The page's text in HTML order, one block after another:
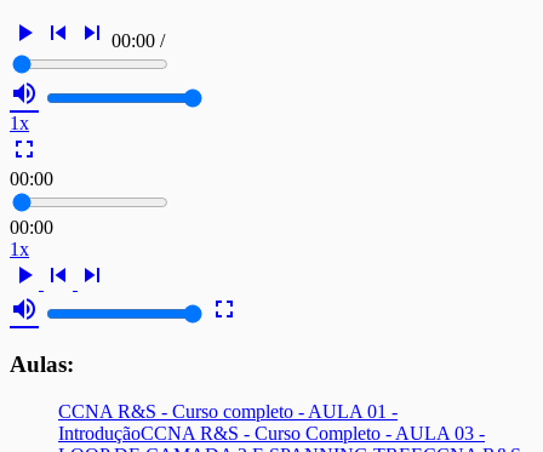
play_arrow skip_previous skip_next 00:00 /
volume_up
1x
fullscreen
00:00
00:00
1x
play_arrow skip_previous
skip_next
volume_up
fullscreen
Aulas:
CCNA R&S - Curso completo - AULA 01 -
IntroduçãoCCNA R&S - Curso Completo - AULA 03 -